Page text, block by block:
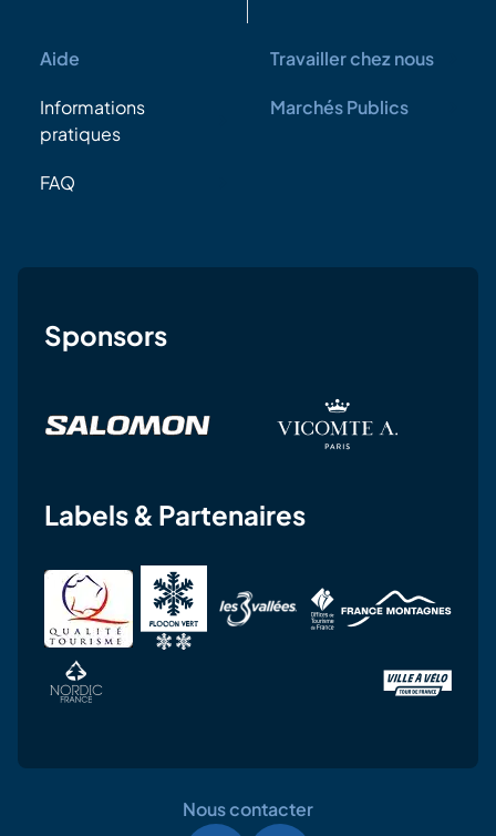
Aide
Informations
pratiques
FAQ
Travailler chez nous
Marchés Publics
Sponsors
Labels & Partenaires
Nous contacter